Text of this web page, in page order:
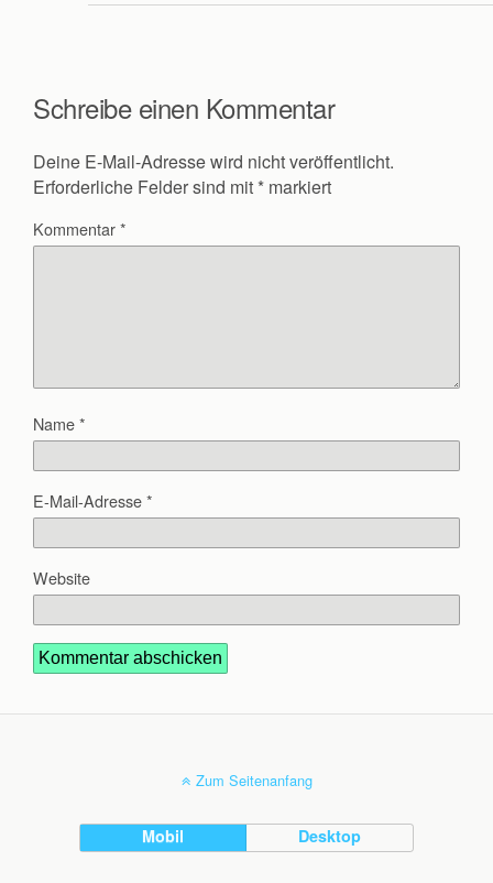
Schreibe einen Kommentar
Deine E-Mail-Adresse wird nicht veröffentlicht.
Erforderliche Felder sind mit * markiert
Kommentar*
Name*
E-Mail-Adresse*
Website
Zum Seitenanfang
Mobil Desktop